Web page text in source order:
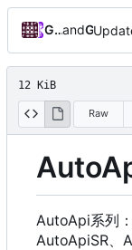
GrandDuke1106and GitHub
12 KiB
Raw
AutoApi系列
AutoApiSR、